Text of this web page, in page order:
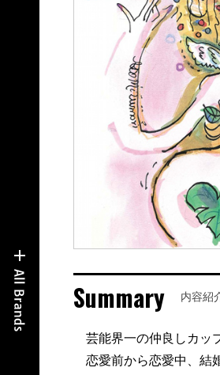
Summary 内容紹
芸能界一の仲良しカッ
恋愛前から恋愛中、結